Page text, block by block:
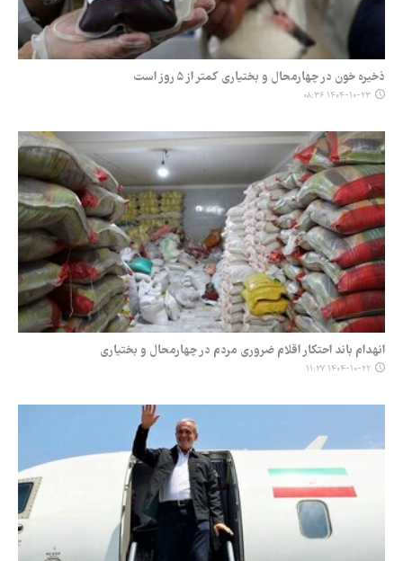
ذخیره خون در چهارمحال و بختیاری کمتر از ۵ روز است
۱۴۰۴-۱۰-۲۳ ۰۸:۳۶
انهدام باند احتکار اقلام ضروری مردم در چهارمحال و بختیاری
۱۴۰۴-۱۰-۲۲ ۱۱:۲۷